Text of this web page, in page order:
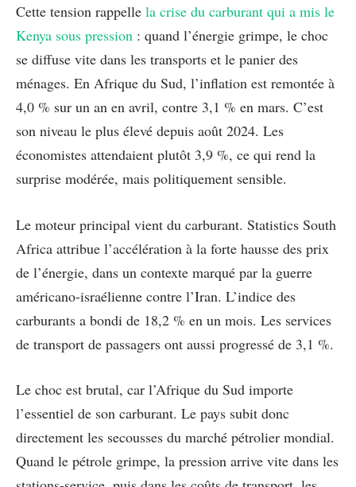
Cette tension rappelle la crise du carburant qui a mis le
Kenya sous pression : quand l’énergie grimpe, le choc
se diffuse vite dans les transports et le panier des
ménages. En Afrique du Sud, l’inflation est remontée à
4,0 % sur un an en avril, contre 3,1 % en mars. C’est
son niveau le plus élevé depuis août 2024. Les
économistes attendaient plutôt 3,9 %, ce qui rend la
surprise modérée, mais politiquement sensible.
Le moteur principal vient du carburant. Statistics South
Africa attribue l’accélération à la forte hausse des prix
de l’énergie, dans un contexte marqué par la guerre
américano-israélienne contre l’Iran. L’indice des
carburants a bondi de 18,2 % en un mois. Les services
de transport de passagers ont aussi progressé de 3,1 %.
Le choc est brutal, car l’Afrique du Sud importe
l’essentiel de son carburant. Le pays subit donc
directement les secousses du marché pétrolier mondial.
Quand le pétrole grimpe, la pression arrive vite dans les